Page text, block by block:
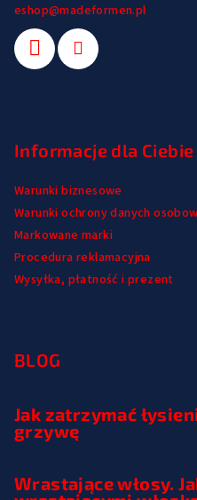
eshop@madeformen.pl
Informacje dla Ciebie
Warunki biznesowe
Warunki ochrony danych
Markowane marki
Procedura reklamacyjna
Wysyłka, płatność i prezent
BLOG
Jak zatrzymać
grzywę
Wrastające włosy.